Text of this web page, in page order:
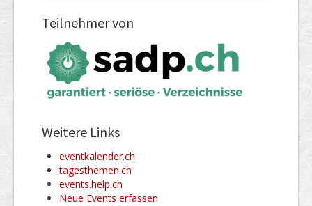
Teilnehmer von
Weitere Links
eventkalender.ch
tagesthemen.ch
events.help.ch
Neue Events erfassen